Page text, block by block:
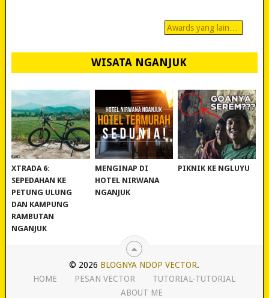
Awards yang lain…
WISATA NGANJUK
REVIEW POLYGON
XTRADA 6:
SEPEDAHAN KE
PETUNG ULUNG
DAN KAMPUNG
RAMBUTAN
NGANJUK
MURAH BANGET!
MENGINAP DI
HOTEL NIRWANA
NGANJUK
WISATA NGANJUK:
PIKNIK KE NGLUYU
© 2026 BLOGNYA NDOP VECTOR.
HOME
PESAN VECTOR
TUTORIAL-TUTORIAL
ABOUT ME